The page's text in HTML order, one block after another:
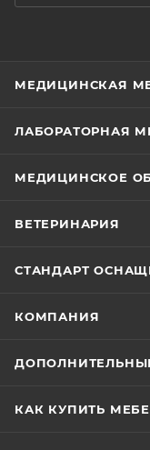
МЕДИЦИНСКАЯ
ЛАБОРАТОРНАЯ
МЕДИЦИНСКОЕ
ВЕТЕРИНАРИЯ
СТАНДАРТ
КОМПАНИЯ
КАК КУПИТЬ